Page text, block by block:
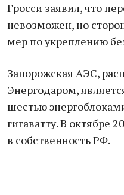
Гросси заявил, что
невозможен, но
мер по укреплению
Запорожская АЭС,
Энергодаром,
шестью
гигаватту. В октябре
в собственность РФ.